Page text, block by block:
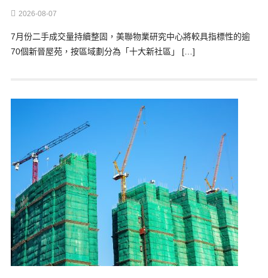
2026-08-07
7月份二手成交量持續整固，美聯物業研究中心將較具指標性的逾
70個新晉屋苑，按區域劃分為「十大新社區」 […]